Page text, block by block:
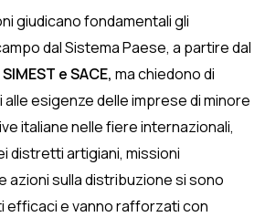
giudicano fondamentali gli
dal Sistema Paese, a partire dal
e SACE, ma chiedono di
esigenze delle imprese di minore
italiane nelle fiere internazionali,
distretti artigiani, missioni
azioni sulla distribuzione si sono
efficaci e vanno rafforzati con